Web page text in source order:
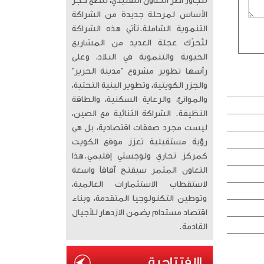
الأساس لمرحلة جديدة من الشراكة
التنموية الشاملة. ​تأتي هذه الشراكة
لتُحرّك عجلة العديد من المشاريع
الحيوية والتنموية في البلاد، وعلى
رأسها تطوير مشروع “مدينة الحرير”
والجزر الكويتية، وتطوير البنية التحتية،
والموانئ، والرعاية السكنية، والطاقة
النظيفة. الشراكة الثنائية مع الصين،
ليست مجرد صفقات اقتصادية، بل هي
رؤية مستقبلية تعزز موقع الكويت
كمركز تجاري ولوجستي إقليمي. ​هذا
التعاون المثمر سيفتح آفاقاً واسعة
لاستقطاب الاستثمارات العالمية،
وتوطين التكنولوجيا المتقدمة، وبناء
اقتصاد مستدام يضمن الازدهار للأجيال
القادمة.